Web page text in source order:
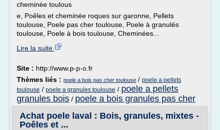
cheminée toulous
e, Poêles et cheminée roques sur garonne, Pellets
toulouse, Poele pas cher toulouse, Poele à granulés
toulouse, Poele à bois toulouse, Cheminées...
Lire la suite
Site : http://www.p-p-o.fr
Thèmes liés : poele a bois pas cher toulouse / poele a pellets
toulouse / poele a granules toulouse / poele a pellets
granules bois / poele a bois granules pas cher
Achat poele laval : Bois, granules, mixtes -
Poêles et ...